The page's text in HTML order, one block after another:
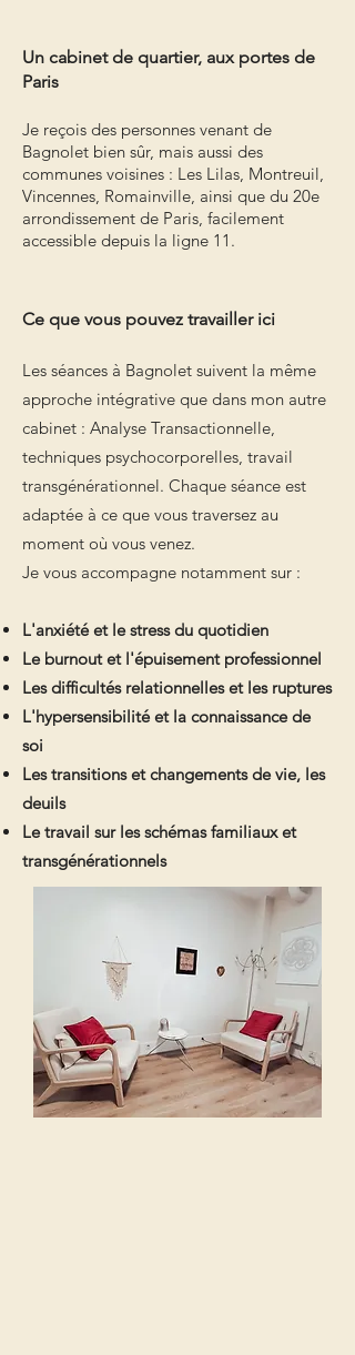
Un cabinet de quartier, aux portes de
Paris
Je reçois des personnes venant de
Bagnolet bien sûr, mais aussi des
communes voisines : Les Lilas, Montreuil,
Vincennes, Romainville, ainsi que du 20e
arrondissement de Paris, facilement
accessible depuis la ligne 11.
Ce que vous pouvez travailler ici
Les séances à Bagnolet suivent la même
approche intégrative que dans mon autre
cabinet : Analyse Transactionnelle,
techniques psychocorporelles, travail
transgénérationnel. Chaque séance est
adaptée à ce que vous traversez au
moment où vous venez.
Je vous accompagne notamment sur :
L'anxiété et le stress du quotidien
Le burnout et l'épuisement professionnel
Les difficultés relationnelles et les ruptures
L'hypersensibilité et la connaissance de
soi
Les transitions et changements de vie, les
deuils
Le travail sur les schémas familiaux et
transgénérationnels